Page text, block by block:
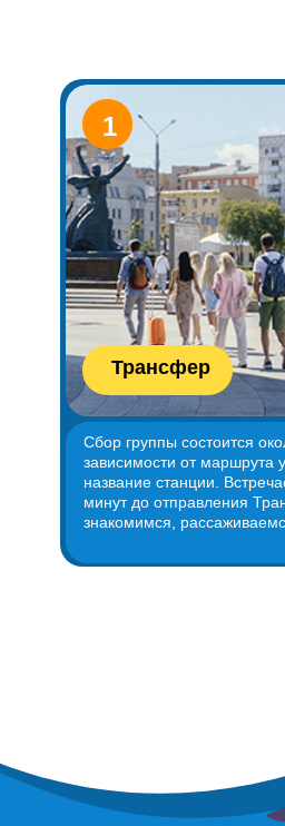
Сбор группы состоится
зависимости от маршрута
название станции.
минут до отправления
знакомимся,
1
Трансфер